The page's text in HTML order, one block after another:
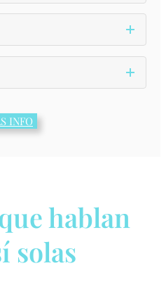
INFO
hablan
solas